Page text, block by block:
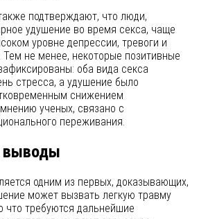
подтверждают, что люди,
удушение во время секса, чаще
уровне депрессии, тревоги и
Тем не менее, некоторые позитивные
оба вида секса
стресса, а удушение было
снижением
ученых, связано с
переживания.
выводы
одним из первых, доказывающих,
может вызвать легкую травму
что требуются дальнейшие